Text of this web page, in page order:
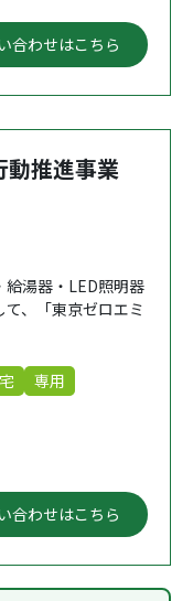
合わせはこちら
動推進事業
給湯器・LED照明器
、「東京ゼロエミ
専用
合わせはこちら